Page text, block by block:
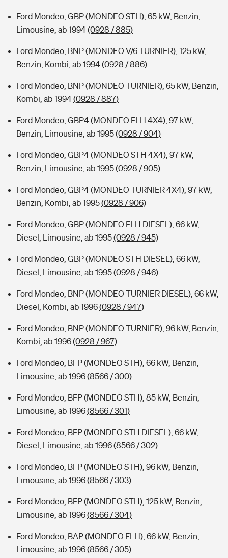
Ford Mondeo, GBP (MONDEO STH), 65 kW, Benzin,
Limousine, ab 1994(0928 / 885)
Ford Mondeo, BNP (MONDEO V/6 TURNIER), 125 kW,
Benzin, Kombi, ab 1994(0928 / 886)
Ford Mondeo, BNP (MONDEO TURNIER), 65 kW, Benzin,
Kombi, ab 1994(0928 / 887)
Ford Mondeo, GBP4 (MONDEO FLH 4X4), 97 kW,
Benzin, Limousine, ab 1995(0928 / 904)
Ford Mondeo, GBP4 (MONDEO STH 4X4), 97 kW,
Benzin, Limousine, ab 1995(0928 / 905)
Ford Mondeo, GBP4 (MONDEO TURNIER 4X4), 97 kW,
Benzin, Kombi, ab 1995(0928 / 906)
Ford Mondeo, GBP (MONDEO FLH DIESEL), 66 kW,
Diesel, Limousine, ab 1995(0928 / 945)
Ford Mondeo, GBP (MONDEO STH DIESEL), 66 kW,
Diesel, Limousine, ab 1995(0928 / 946)
Ford Mondeo, BNP (MONDEO TURNIER DIESEL), 66 kW,
Diesel, Kombi, ab 1996(0928 / 947)
Ford Mondeo, BNP (MONDEO TURNIER), 96 kW, Benzin,
Kombi, ab 1996(0928 / 967)
Ford Mondeo, BFP (MONDEO STH), 66 kW, Benzin,
Limousine, ab 1996(8566 / 300)
Ford Mondeo, BFP (MONDEO STH), 85 kW, Benzin,
Limousine, ab 1996(8566 / 301)
Ford Mondeo, BFP (MONDEO STH DIESEL), 66 kW,
Diesel, Limousine, ab 1996(8566 / 302)
Ford Mondeo, BFP (MONDEO STH), 96 kW, Benzin,
Limousine, ab 1996(8566 / 303)
Ford Mondeo, BFP (MONDEO STH), 125 kW, Benzin,
Limousine, ab 1996(8566 / 304)
Ford Mondeo, BAP (MONDEO FLH), 66 kW, Benzin,
Limousine, ab 1996(8566 / 305)